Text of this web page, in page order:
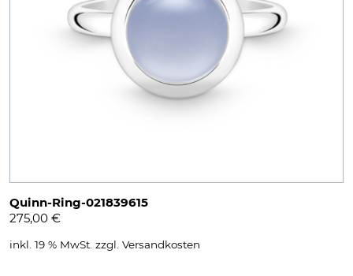
Quinn-Ring-021839615
275,00 €
inkl. 19 % MwSt. zzgl. Versandkosten